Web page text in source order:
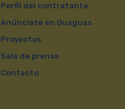
Perfil del contratante
Anúnciate en Guaguas
Proyectos
Sala de prensa
Contacto